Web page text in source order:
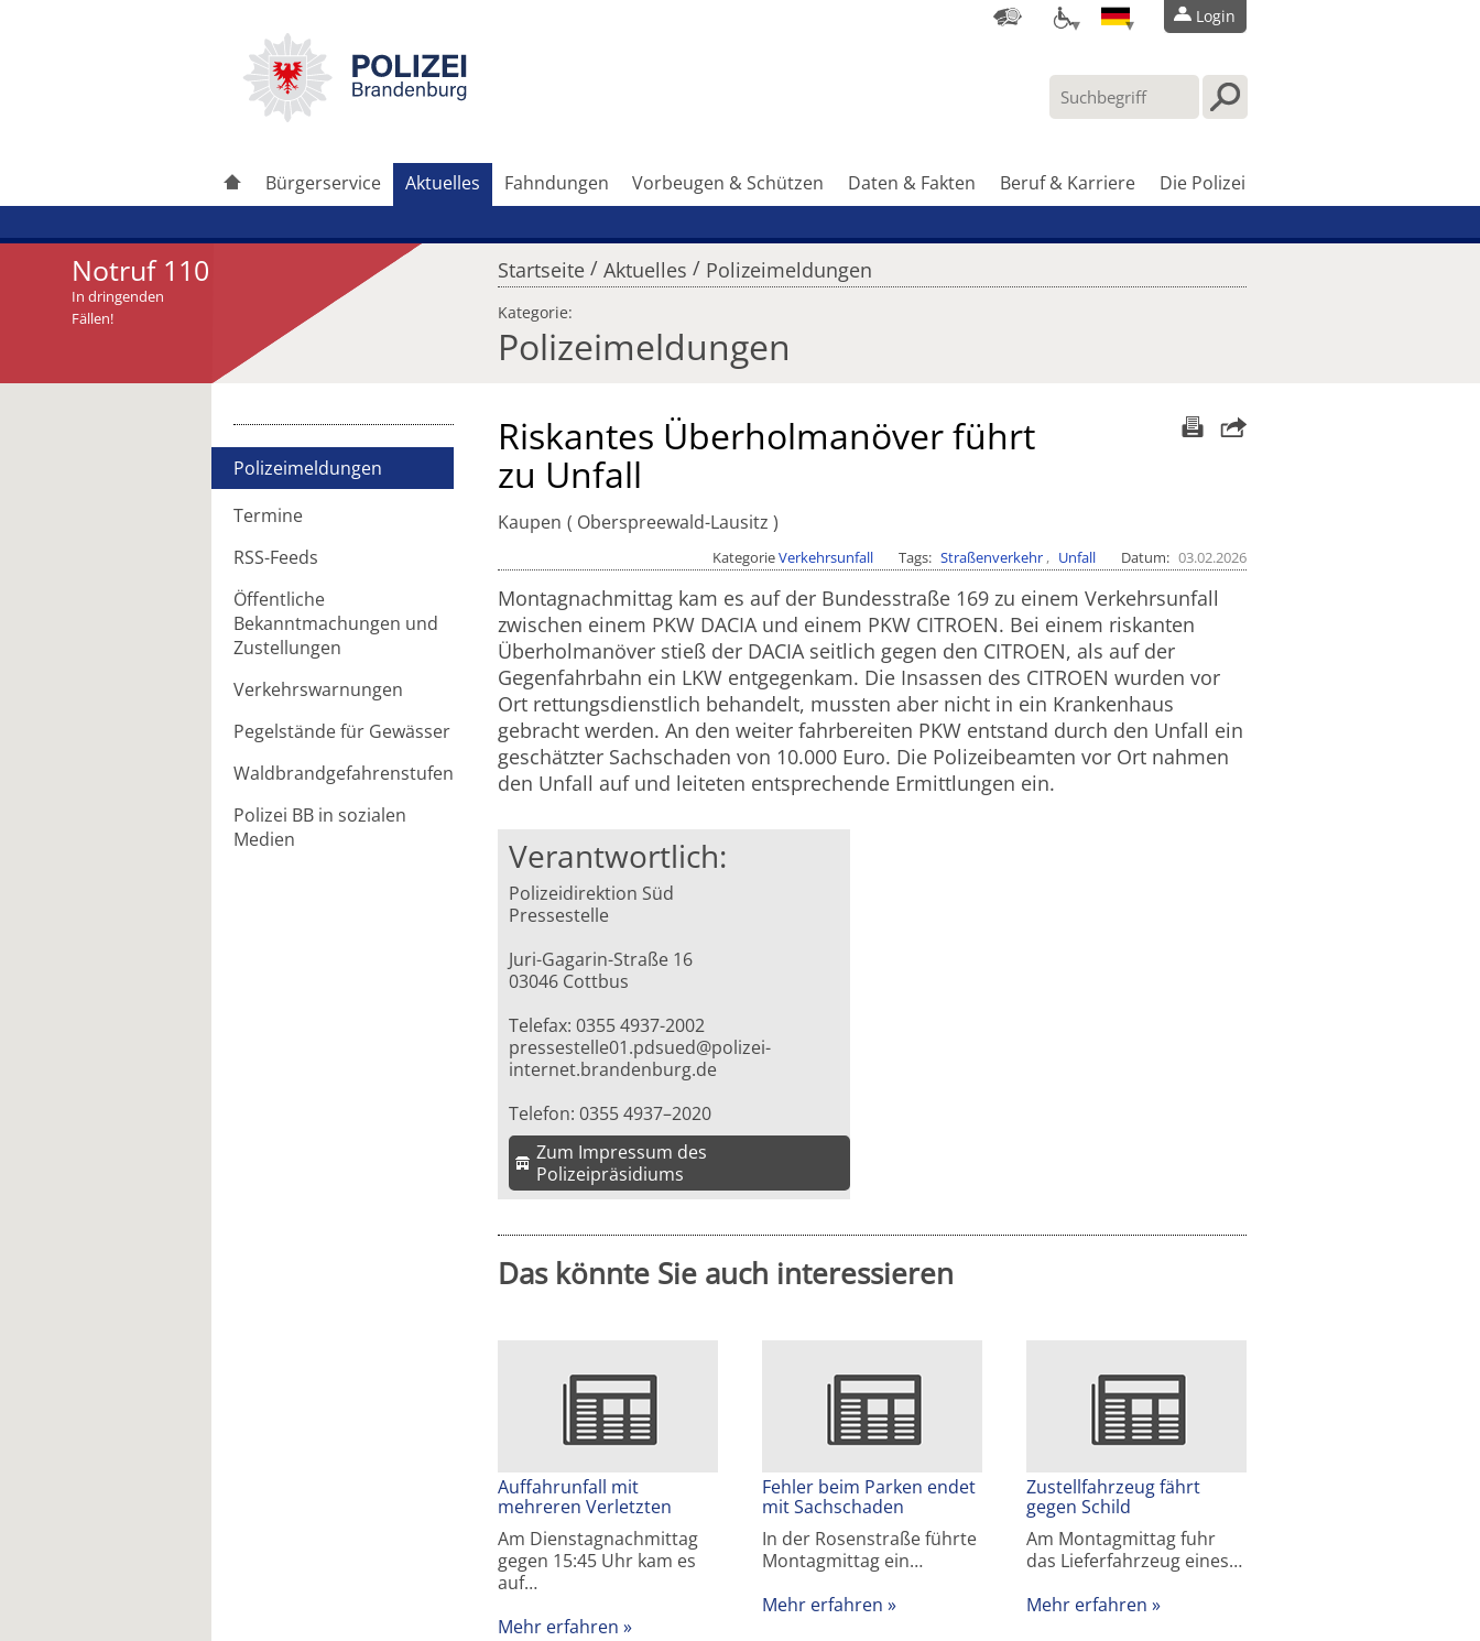
Login
Bürgerservice Aktuelles Fahndungen Vorbeugen & Schützen Daten & Fakten Beruf & Karriere Die Polizei
Notruf 110
In dringenden
Fällen!
Startseite / Aktuelles / Polizeimeldungen
Kategorie:
Polizeimeldungen
Polizeimeldungen
Termine
RSS-Feeds
Öffentliche
Bekanntmachungen und
Zustellungen
Verkehrswarnungen
Pegelstände für Gewässer
Waldbrandgefahrenstufen
Polizei BB in sozialen
Medien
Artikel weiterleiten
Riskantes Überholmanöver führt
zu Unfall
Kaupen Oberspreewald-Lausitz
KategorieVerkehrsunfall Tags Straßenverkehr Unfall Datum 03.02.2026
Montagnachmittag kam es auf der Bundesstraße 169 zu einem Verkehrsunfall
zwischen einem PKW DACIA und einem PKW CITROEN. Bei einem riskanten
Überholmanöver stieß der DACIA seitlich gegen den CITROEN, als auf der
Gegenfahrbahn ein LKW entgegenkam. Die Insassen des CITROEN wurden vor
Ort rettungsdienstlich behandelt, mussten aber nicht in ein Krankenhaus
gebracht werden. An den weiter fahrbereiten PKW entstand durch den Unfall ein
geschätzter Sachschaden von 10.000 Euro. Die Polizeibeamten vor Ort nahmen
den Unfall auf und leiteten entsprechende Ermittlungen ein.
Verantwortlich:
Polizeidirektion Süd
Pressestelle
Juri-Gagarin-Straße 16
03046 Cottbus
Telefax: 0355 4937-2002
pressestelle01.pdsued@polizei-
internet.brandenburg.de
Telefon: 0355 4937–2020
Zum Impressum des
Polizeipräsidiums
Das könnte Sie auch interessieren
Auffahrunfall mit
mehreren Verletzten
Am Dienstagnachmittag
gegen 15:45 Uhr kam es
auf…
Mehr erfahren
Fehler beim Parken endet
mit Sachschaden
In der Rosenstraße führte
Montagmittag ein…
Mehr erfahren
Zustellfahrzeug fährt
gegen Schild
Am Montagmittag fuhr
das Lieferfahrzeug eines…
Mehr erfahren